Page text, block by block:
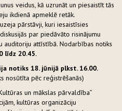
veidus, kā uzrunāt un piesaistīt tās
ikdienā apmeklē retāk.
pārstāvji, kuri iesaistīsies
par piedāvāto risinājumu
auditoriju attīstībā. Nodarbības notiks
līdz 20.45.
notiks 18. jūnijā plkst. 16.00.
nosūtīta pēc reģistrēšanās)
un mākslas pārvaldība”
kultūras organizāciju